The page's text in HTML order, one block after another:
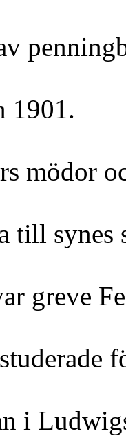
1901.
mödor
till synes
greve
i